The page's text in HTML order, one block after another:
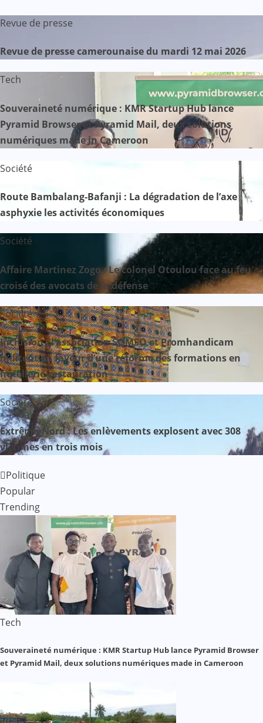
Revue de presse
Revue de presse camerounaise du mardi 12 mai 2026
Tech
Souveraineté numérique : KMR Startup Hub lance
Pyramid Browser et Pyramid Mail, deux solutions
numériques made in Cameroon
Société
Route Bambalang-Bafanji : La dégradation de l’axe
asphyxie les activités économiques
Société
Affaire Martinez Zogo : Le colonel Otoulou face au feu
croisé des avocats de la défense
Société
Inclusion : l’association SOMSO et Promhandicam
militent en faveur d’une réforme des formations en
hôtellerie-restauration
Société
Extrême-Nord : Les enlèvements explosent avec 308
victimes en trois mois
Politique
Popular
Trending
Tech
Souveraineté numérique : KMR Startup Hub lance Pyramid Browser
et Pyramid Mail, deux solutions numériques made in Cameroon